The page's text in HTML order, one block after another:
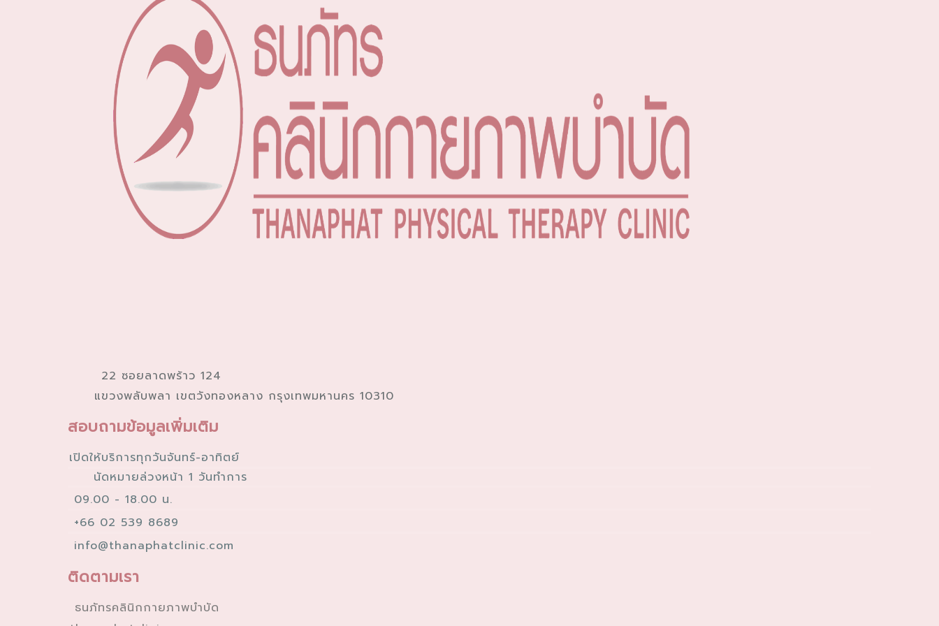
22 ซอยลาดพร้าว 124
แขวงพลับพลา เขตวังทองหลาง กรุงเทพมหานคร 10310
สอบถามข้อมูลเพิ่มเติม
เปิดให้บริการทุกวันจันทร์-อาทิตย์
นัดหมายล่วงหน้า 1 วันทำการ
09.00 - 18.00 น.
+66 02 539 8689
info@thanaphatclinic.com
ติดตามเรา
ธนภัทรคลินิกกายภาพบำบัด